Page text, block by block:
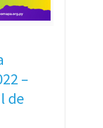
–
de